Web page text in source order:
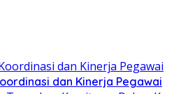
dan Kinerja Pegawai